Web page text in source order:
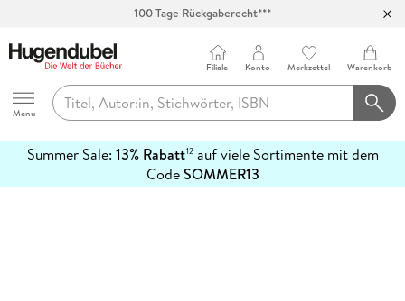
100 Tage Rückgaberecht***
Hugendubel
Menu
Filiale Konto Merkzettel Warenkorb
Summer Sale: 13% Rabatt12auf viele Sortimente mit dem
CodeSOMMER13
erfahren